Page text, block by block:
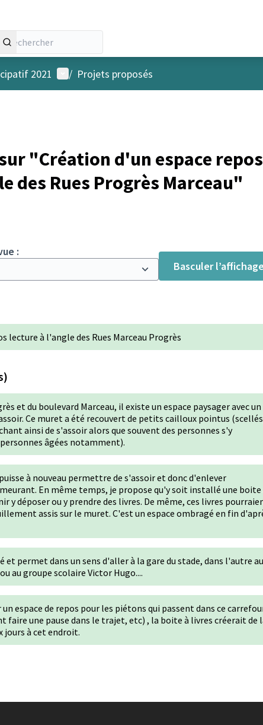
2021 Menu utilisateur
/ Projets proposés
"Création d'un espace repos
des Rues Progrès Marceau"
:
Basculer l’affichage
lecture à l'angle des Rues Marceau Progrès
et du boulevard Marceau, il existe un espace paysager avec un
Ce muret a été recouvert de petits cailloux pointus
ainsi de s'assoir alors que souvent des personnes s'y
âgées notamment).
à nouveau permettre de s'assoir et donc d'enlever
En même temps, je propose qu'y soit installé une boite
y déposer ou y prendre des livres. De même, ces livres
assis sur le muret. C'est un espace ombragé en fin
et permet dans un sens d'aller à la gare du stade, dans l'autre au
au groupe scolaire Victor Hugo....
espace de repos pour les piétons qui passent dans ce
faire une pause dans le trajet, etc) , la boite à livres créerait de
jours à cet endroit.